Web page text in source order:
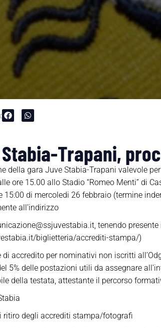
Trapani,
della gara Juve Stabia-Trapani valevole
ore 15.00 allo Stadio “Romeo Menti” di
15:00 di mercoledi 26 febbraio (termine
all’indirizzo
tenendo
biglietteria/accrediti-stampa/)
di accredito per nominativi non iscritti
5% delle postazioni utili da assegnare
della testata, attestante il percorso
ritiro degli accrediti stampa/fotografi